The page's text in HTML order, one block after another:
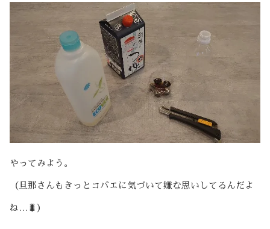
やってみよう。
（旦那さんもきっとコバエに気づいて嫌な思いしてるんだよ
ね…🐛）